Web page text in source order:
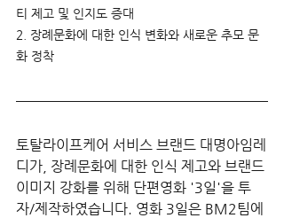
티 제고 및 인지도 증대
2. 장례문화에 대한 인식 변화와 새로운 추모 문
화 정착
토탈라이프케어 서비스 브랜드 대명아임레
디가, 장례문화에 대한 인식 제고와 브랜드
이미지 강화를 위해 단편영화 '3일'을 투
자/제작하였습니다. 영화 3일은 BM2팀에